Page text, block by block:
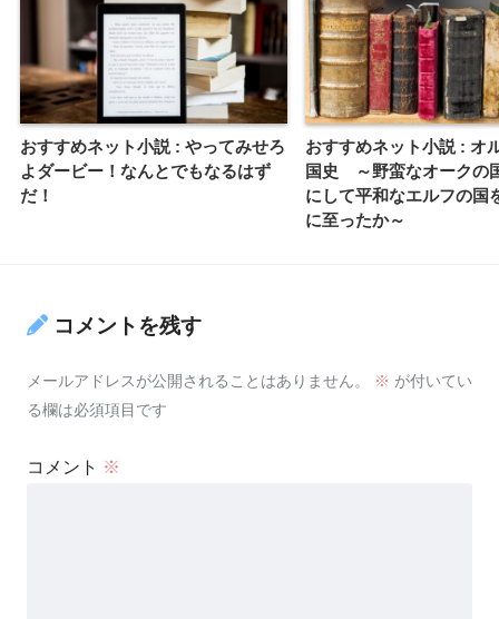
おすすめネット小説 : やってみせろ
よダービー！なんとでもなるはず
だ！
おすすめネット小説 : オ
国史 ～野蛮なオークの
にして平和なエルフの国
に至ったか～
コメントを残す
メールアドレスが公開されることはありません。 ※ が付いてい
る欄は必須項目です
コメント ※